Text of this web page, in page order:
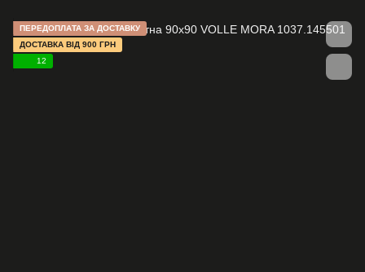
ПЕРЕДОПЛАТА ЗА ДОСТАВКУ
ДОСТАВКА ВІД 900 ГРН
12